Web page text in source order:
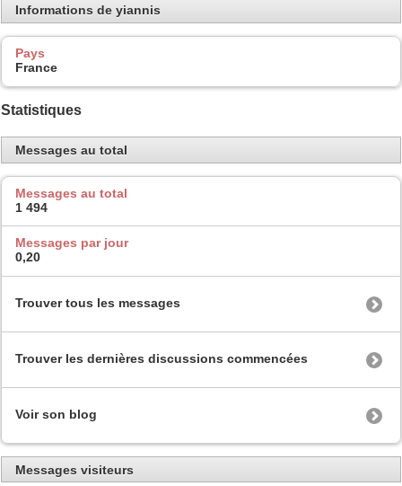
Informations de yiannis
Pays
France
Statistiques
Messages au total
Messages au total
1 494
Messages par jour
0,20
Trouver tous les messages
Trouver les dernières discussions commencées
Voir son blog
Messages visiteurs